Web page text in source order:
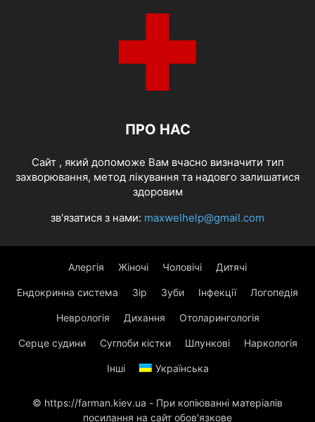
ПРО НАС
Cайт , який допоможе Вам вчасно визначити тип
захворювання, метод лікування та надовго залишатися
здоровим
зв'язатися з нами: maxwelhelp@gmail.com
Алергія Жіночі Чоловічі Дитячі
Ендокринна система Зір Зуби Інфекції Логопедія
Неврологія Дихання Отоларингологія
Серце судини Суглоби кістки Шлункові Наркологія
Інші Українська
© https://farman.kiev.ua - При копіюванні матеріалів
посилання на сайт обов'язкове